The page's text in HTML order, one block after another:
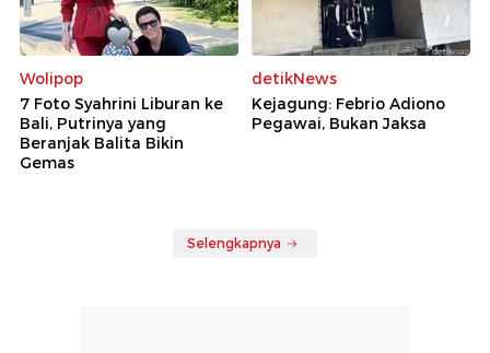
Wolipop
7 Foto Syahrini Liburan ke
Bali, Putrinya yang
Beranjak Balita Bikin
Gemas
detikNews
Kejagung: Febrio Adiono
Pegawai, Bukan Jaksa
Selengkapnya